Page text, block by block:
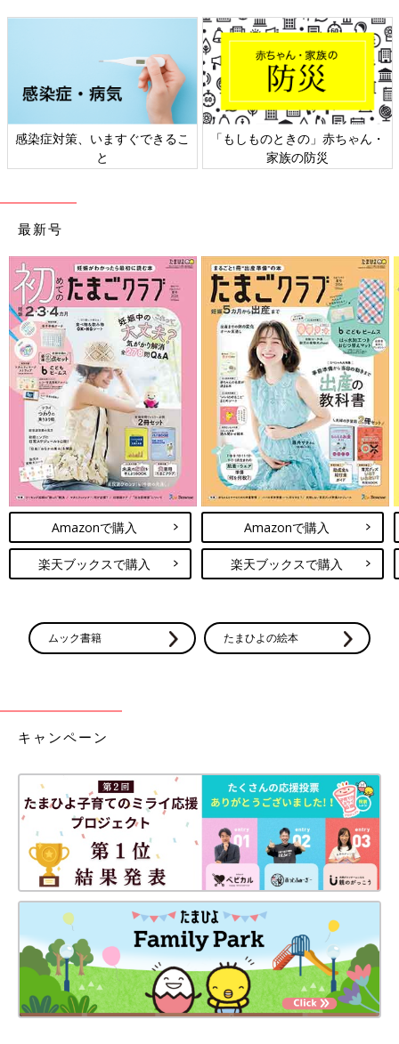
、いますぐできるこ
「もしものときの」赤ちゃん・
日本外来
最新号
Amazonで購入
楽天ブックスで購入
Amazonで購入
楽天ブックスで購入
ムック書籍 たまひよの絵本
キャンペーン